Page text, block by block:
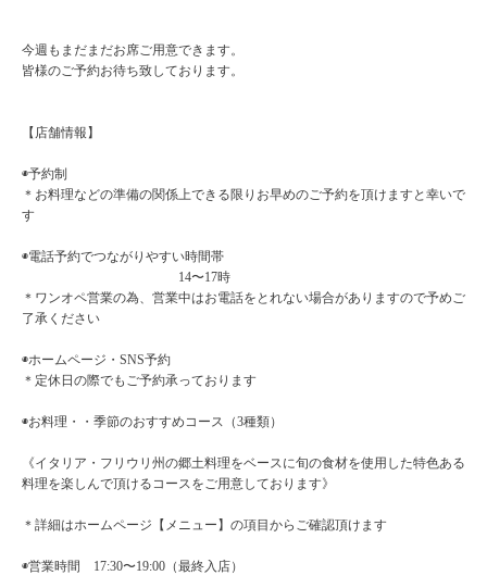
今週もまだまだお席ご用意できます。
皆様のご予約お待ち致しております。
【店舗情報】
◉予約制
＊お料理などの準備の関係上できる限りお早めのご予約を頂けますと幸いで
す
◉電話予約でつながりやすい時間帯
14〜17時
＊ワンオペ営業の為、営業中はお電話をとれない場合がありますので予めご
了承ください
◉ホームページ・SNS予約
＊定休日の際でもご予約承っております
◉お料理・・季節のおすすめコース（3種類）
《イタリア・フリウリ州の郷土料理をベースに旬の食材を使用した特色ある
料理を楽しんで頂けるコースをご用意しております》
＊詳細はホームページ【メニュー】の項目からご確認頂けます
◉営業時間 17:30〜19:00（最終入店）